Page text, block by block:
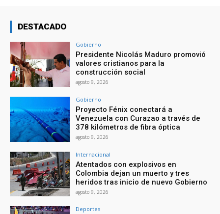
DESTACADO
Gobierno
Presidente Nicolás Maduro promovió
valores cristianos para la
construcción social
agosto 9, 2026
Gobierno
Proyecto Fénix conectará a
Venezuela con Curazao a través de
378 kilómetros de fibra óptica
agosto 9, 2026
Internacional
Atentados con explosivos en
Colombia dejan un muerto y tres
heridos tras inicio de nuevo Gobierno
agosto 9, 2026
Deportes